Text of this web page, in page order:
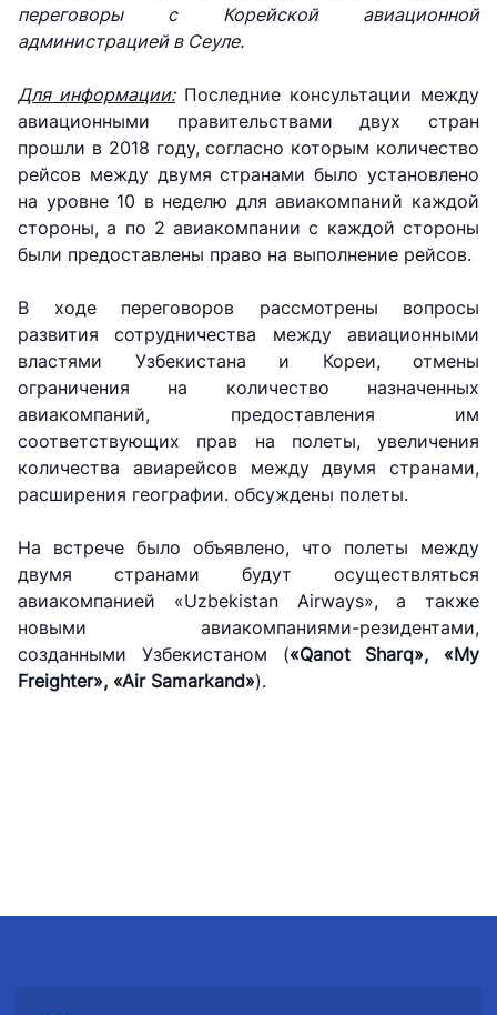
АО
"Uzbekistan
Airways"
доверия
+998 (78) 140-
02-00
"O'zbekiston
temir yo'llari"
телефона
доверия
+998 (71) 237-
99-98
АО
"Uzbekistan
Airports"
доверия
+998 (55) 501-
47-09
АО ООО
переговоры с Корейской авиационной
администрацией в Сеуле.
Для информации:Последние консультации между
авиационными правительствами двух стран
прошли в 2018 году, согласно которым количество
рейсов между двумя странами было установлено
на уровне 10 в неделю для авиакомпаний каждой
стороны, а по 2 авиакомпании с каждой стороны
были предоставлены право на выполнение рейсов.
В ходе переговоров рассмотрены вопросы
развития сотрудничества между авиационными
властями Узбекистана и Кореи, отмены
ограничения на количество назначенных
авиакомпаний, предоставления им
соответствующих прав на полеты, увеличения
количества авиарейсов между двумя странами,
расширения географии. обсуждены полеты.
На встрече было объявлено, что полеты между
двумя странами будут осуществляться
авиакомпанией «Uzbekistan Airways», а также
новыми авиакомпаниями-резидентами,
созданными Узбекистаном («Qanot Sharq», «My
Freighter», «Air Samarkand»).